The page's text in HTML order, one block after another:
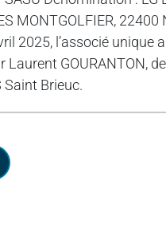
MONTGOLFIER,
2025, l’associé
GOURANTON,
Brieuc.